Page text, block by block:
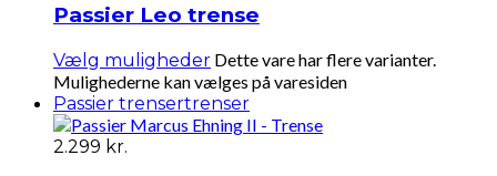
Passier Leo trense
Vælg muligheder Dette vare har flere varianter.
Mulighederne kan vælges på varesiden
Passier trensertrenser
2.299 kr.